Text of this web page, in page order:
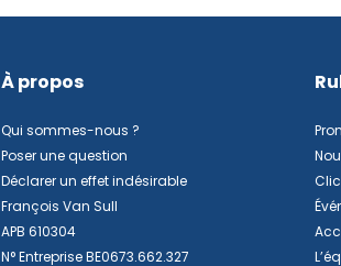
À propos
Qui sommes-nous ?
Poser une question
Déclarer un effet indésirable
François Van Sull
APB 610304
N° Entreprise BE0673.662.327